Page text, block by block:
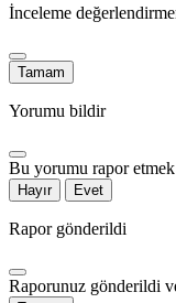
İnceleme
Tamam
Yorumu bildir
Bu yorumu rapor
Hayır Evet
Rapor gönderildi
Raporunuz gönderildi